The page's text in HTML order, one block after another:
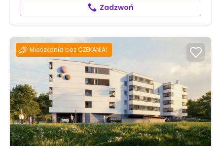
Zadzwoń
Mieszkania bez CZEKANIA!